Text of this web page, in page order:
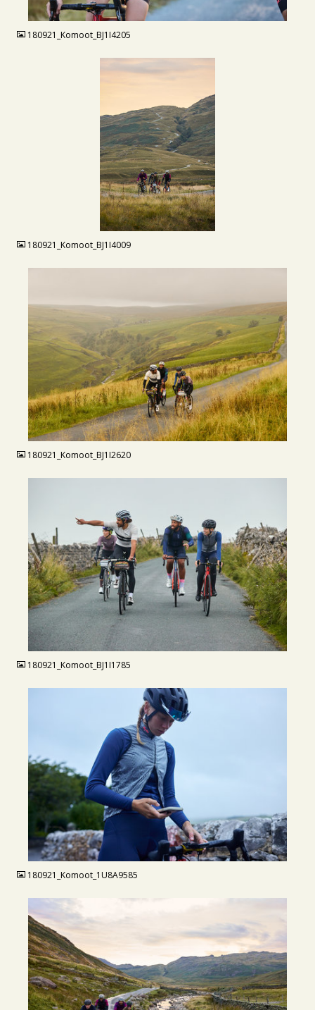
JPG
180921_Komoot_BJ1I4205
180921_Komoot_BJ1I4009
JPG
180921_Komoot_BJ1I2620
JPG
180921_Komoot_BJ1I1785
JPG
180921_Komoot_1U8A9585